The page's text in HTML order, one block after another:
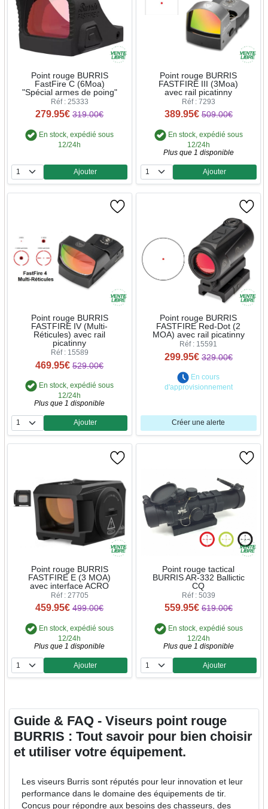
Point rouge BURRIS
FastFire C (6Moa)
"Spécial armes de poing"
Réf : 25333
279.95€ 319.00€
En stock, expédié sous
12/24h
Quantité
Ajouter
Point rouge BURRIS
FASTFIRE III (3Moa)
avec rail picatinny
Réf : 7293
389.95€ 509.00€
En stock, expédié sous
12/24h
Plus que 1 disponible
Quantité
Ajouter
Point rouge BURRIS
FASTFIRE IV (Multi-
Réticules) avec rail
picatinny
Réf : 15589
469.95€ 529.00€
En stock, expédié sous
12/24h
Plus que 1 disponible
Quantité
Ajouter
Point rouge BURRIS
FASTFIRE Red-Dot (2
MOA) avec rail picatinny
Réf : 15591
299.95€ 329.00€
En cours
d'approvisionnement
Créer une alerte
Point rouge BURRIS
FASTFIRE E (3 MOA)
avec interface ACRO
Réf : 27705
459.95€ 499.00€
En stock, expédié sous
12/24h
Plus que 1 disponible
Quantité
Ajouter
Point rouge tactical
BURRIS AR-332 Ballictic
CQ
Réf : 5039
559.95€ 619.00€
En stock, expédié sous
12/24h
Plus que 1 disponible
Quantité
Ajouter
Guide & FAQ - Viseurs point rouge
BURRIS : Tout savoir pour bien choisir
et utiliser votre équipement.
Les viseurs Burris sont réputés pour leur innovation et leur
performance dans le domaine des équipements de tir.
Conçus pour répondre aux besoins des chasseurs, des